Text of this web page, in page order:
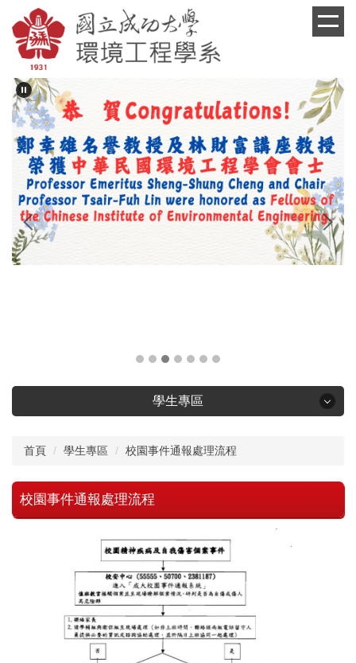
到
主
內
容
區
學生專區
學生專區
大學部畢業門檻及課程查詢
研究生手冊
獎學金資訊
學生赴外資訊
首頁 學生專區 校園事件通報處理流程
校園事件通報處理流程